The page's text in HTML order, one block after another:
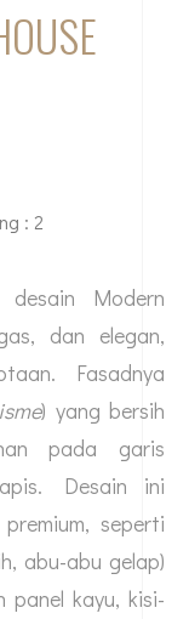
: 2
desain Modern
dan elegan,
Fasadnya
) yang bersih
pada garis
Desain ini
seperti
abu-abu gelap)
panel kayu, kisi-